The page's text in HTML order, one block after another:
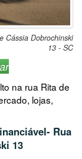
Cássia Dobrochinski
13 - SC
na rua Rita de
lojas,
Rua
13